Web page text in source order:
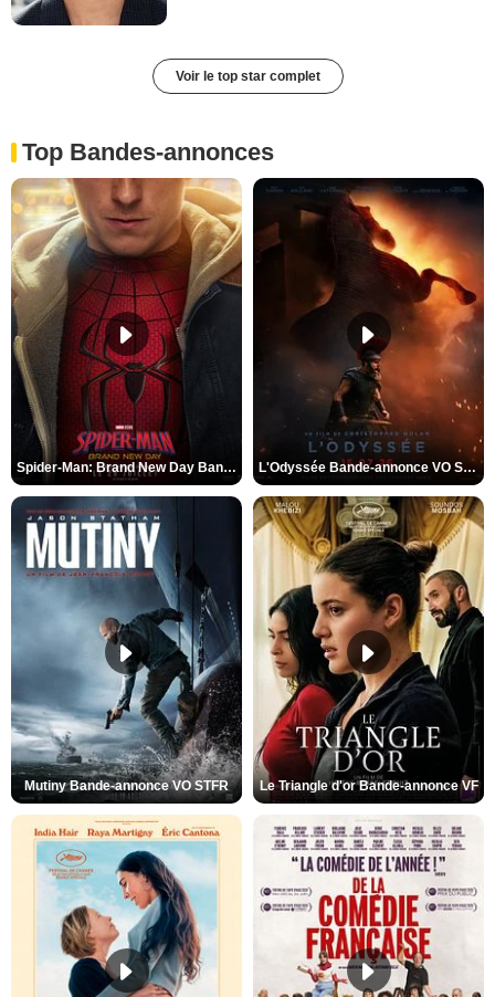
Voir le top star complet
Top Bandes-annonces
Spider-Man: Brand New Day Bande-annonce VO STFR L'Odyssée Bande-annonce VO STFR
Mutiny Bande-annonce VO STFR Le Triangle d'or Bande-annonce VF